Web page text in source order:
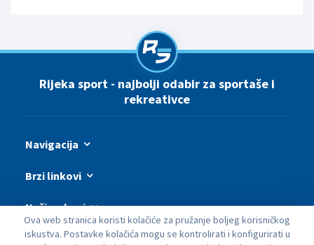
Rijeka sport - najbolji odabir za sportaše i
rekreativce
Navigacija
Brzi linkovi
Naši webovi
Budimo u kontaktu
Ova web stranica koristi kolačiće za pružanje boljeg korisničkog
iskustva. Postavke kolačića mogu se kontrolirati i konfigurirati u